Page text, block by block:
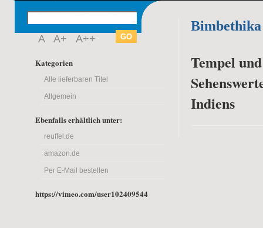
A A+ A++
Kategorien
Alle lieferbaren Titel
Allgemein
Ebenfalls erhältlich unter:
reuffel.de
amazon.de
Per E-Mail bestellen
https://vimeo.com/user102409544
Bimbethika
Tempel
Indiens